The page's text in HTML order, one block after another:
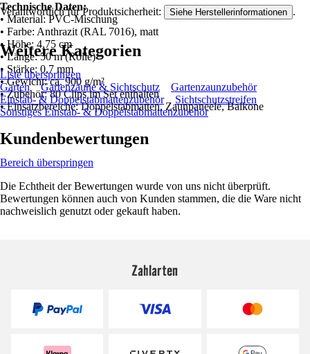
Technische Daten:
• Material: PVC-Mischung
• Farbe: Anthrazit (RAL 7016), matt
• Höhe: 4,75 cm
• Länge: 50 m (Rolle)
• Stärke: 0,7 mm
• Gewicht: ca. 900 g/m²
• Zubehör: 80 Clips im Set enthalten
• Einsatzbereiche: Doppelstabmatten, Zaunpaneele, Balkone
Verantwortlich für Produktsicherheit: Siehe Herstellerinformationen .
Weitere Kategorien
Liste überspringen
Garten
Gartenzäune & Sichtschutz
Gartenzaunzubehör
Einstab- & Doppelstabmattenzubehör
Sichtschutzstreifen
Sonstiges Einstab- & Doppelstabmattenzubehör
Kundenbewertungen
Bereich überspringen
Die Echtheit der Bewertungen wurde von uns nicht überprüft.
Bewertungen können auch von Kunden stammen, die die Ware nicht
nachweislich genutzt oder gekauft haben.
Zahlarten